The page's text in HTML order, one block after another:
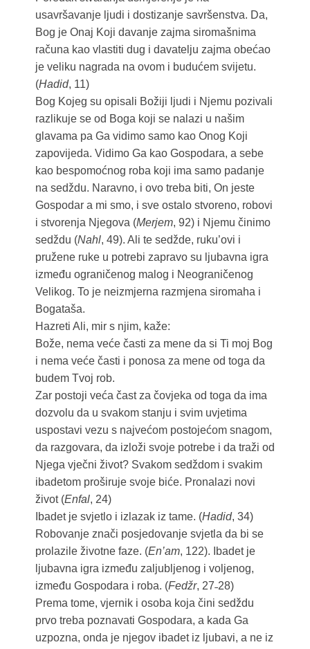
usavršavanje ljudi i dostizanje savršenstva. Da,
Bog je Onaj Koji davanje zajma siromašnima
računa kao vlastiti dug i davatelju zajma obećao
je veliku nagrada na ovom i budućem svijetu.
(Hadid, 11)
Bog Kojeg su opisali Božiji ljudi i Njemu pozivali
razlikuje se od Boga koji se nalazi u našim
glavama pa Ga vidimo samo kao Onog Koji
zapovijeda. Vidimo Ga kao Gospodara, a sebe
kao bespomoćnog roba koji ima samo padanje
na sedždu. Naravno, i ovo treba biti, On jeste
Gospodar a mi smo, i sve ostalo stvoreno, robovi
i stvorenja Njegova (Merjem, 92) i Njemu činimo
sedždu (Nahl, 49). Ali te sedžde, ruku’ovi i
pružene ruke u potrebi zapravo su ljubavna igra
između ograničenog malog i Neograničenog
Velikog. To je neizmjerna razmjena siromaha i
Bogataša.
Hazreti Ali, mir s njim, kaže:
Bože, nema veće časti za mene da si Ti moj Bog
i nema veće časti i ponosa za mene od toga da
budem Tvoj rob.
Zar postoji veća čast za čovjeka od toga da ima
dozvolu da u svakom stanju i svim uvjetima
uspostavi vezu s najvećom postojećom snagom,
da razgovara, da izloži svoje potrebe i da traži od
Njega vječni život? Svakom sedždom i svakim
ibadetom proširuje svoje biće. Pronalazi novi
život (Enfal, 24)
Ibadet je svjetlo i izlazak iz tame. (Hadid, 34)
Robovanje znači posjedovanje svjetla da bi se
prolazile životne faze. (En’am, 122). Ibadet je
ljubavna igra između zaljubljenog i voljenog,
između Gospodara i roba. (Fedžr, 27˗28)
Prema tome, vjernik i osoba koja čini sedždu
prvo treba poznavati Gospodara, a kada Ga
uzpozna, onda je njegov ibadet iz ljubavi, a ne iz